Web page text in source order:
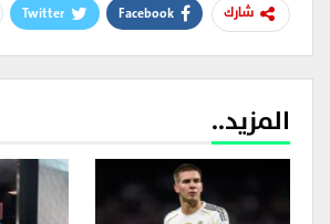
شارك Facebook
Twitter
المزيد..